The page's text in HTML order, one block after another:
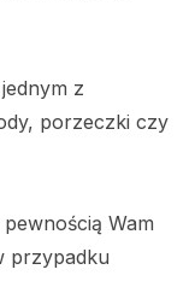
z
porzeczki czy
Wam
przypadku